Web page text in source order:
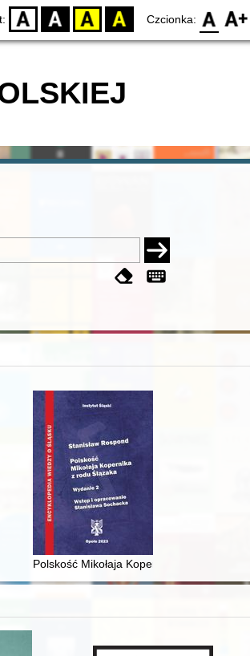
D BW YB BY Czcionka: F0 F1
w 2. poł. XIX w
od średniowiecza do dziś
Polskość Mikołaja Kopernika z rodu Ślązaka